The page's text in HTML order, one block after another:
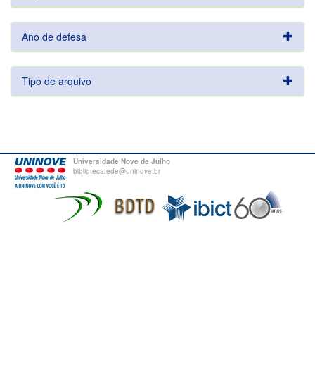
Ano de defesa
Tipo de arquivo
Universidade Nove de Julho
bibliotecatede@uninove.br